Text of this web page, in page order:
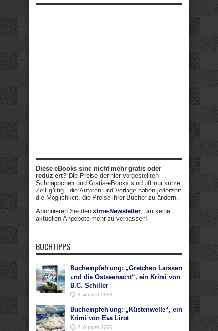
Diese eBooks sind nicht mehr gratis oder
reduziert? Die Preise der hier vorgestellten
Schnäppchen und Gratis-eBooks sind oft nur kurze
Zeit gültig - die Autoren und Verlage haben jederzeit
die Möglichkeit, die Preise ihrer Bücher zu ändern.
Abonnieren Sie den xtme-Newsletter, um keine
aktuellen Angebote mehr zu verpassen!
BUCHTIPPS
Buchempfehlung: „Gretchen Larssen
und die Ostseenacht“, ein Krimi von
B.C. Schiller
3. August 2026
Buchempfehlung: „Küstenwelle“, ein
Krimi von Eva Lirot
2. August 2026